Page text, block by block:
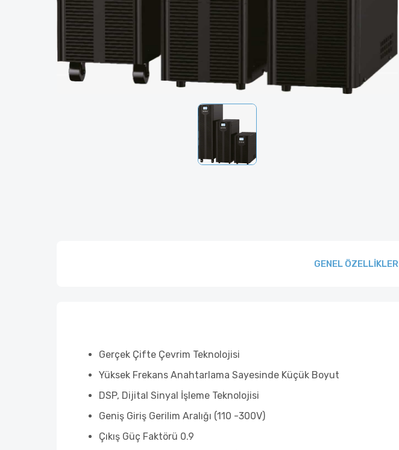
GENEL ÖZELLIKLER
Gerçek Çifte Çevrim Teknolojisi
Yüksek Frekans Anahtarlama Sayesinde Küçük Boyut
DSP, Dijital Sinyal İşleme Teknolojisi
Geniş Giriş Gerilim Aralığı (110 -300V)
Çıkış Güç Faktörü 0.9